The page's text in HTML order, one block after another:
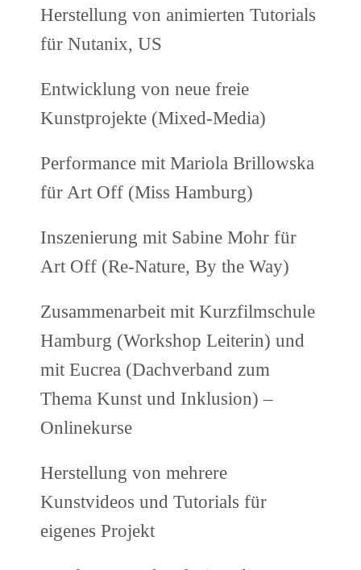
Herstellung von animierten Tutorials
für Nutanix, US
Entwicklung von neue freie
Kunstprojekte (Mixed-Media)
Performance mit Mariola Brillowska
für Art Off (Miss Hamburg)
Inszenierung mit Sabine Mohr für
Art Off (Re-Nature, By the Way)
Zusammenarbeit mit Kurzfilmschule
Hamburg (Workshop Leiterin) und
mit Eucrea (Dachverband zum
Thema Kunst und Inklusion) –
Onlinekurse
Herstellung von mehrere
Kunstvideos und Tutorials für
eigenes Projekt